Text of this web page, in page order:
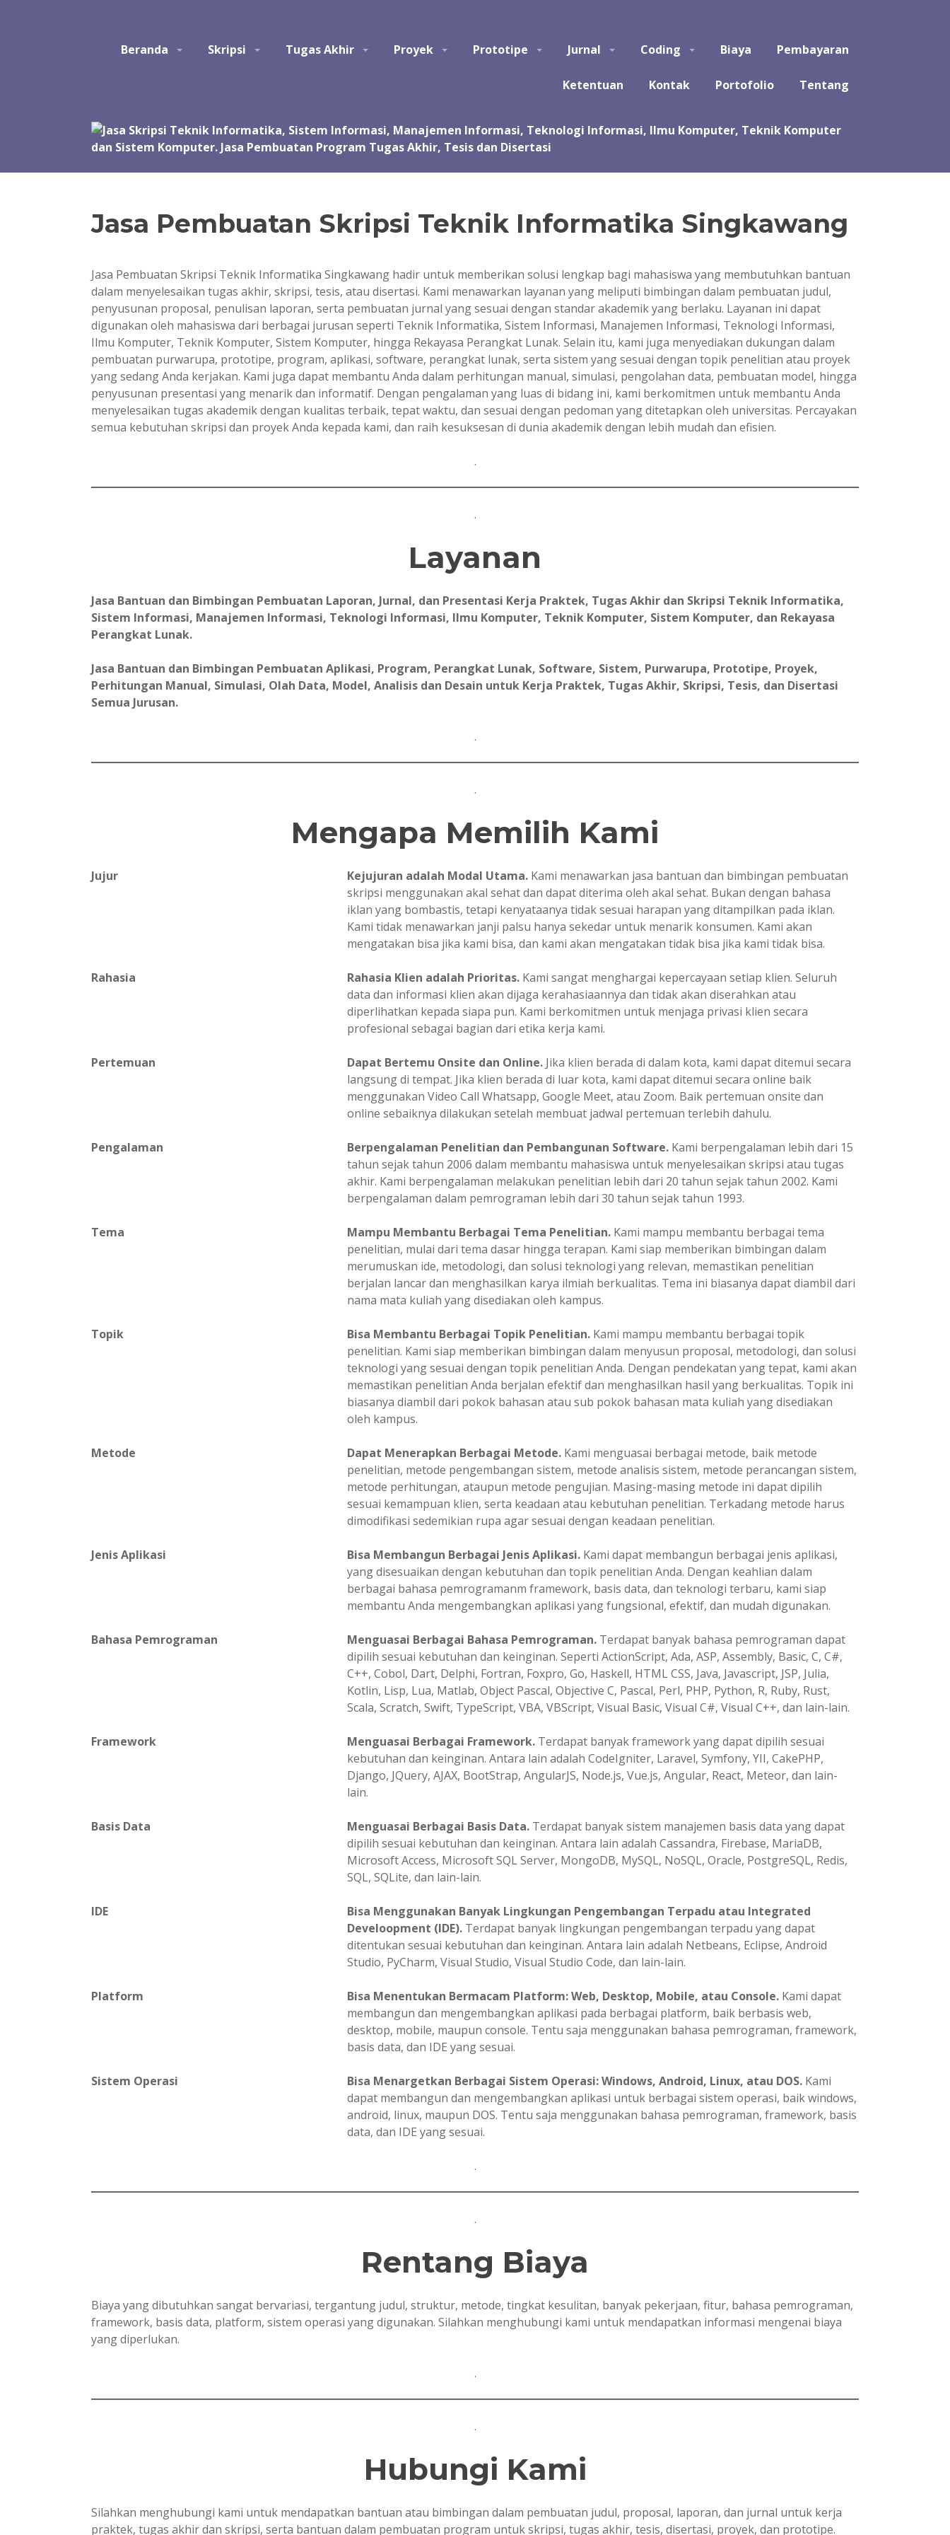
Perangkat Lunak. Jasa bantuan, bimbingan, konsultasi, kursus, les privat dalam pembuatan tugas akhir dan skripsi. Jasa koding program untuk tugas kuliah, kerja praktek, tugas
Beranda Skripsi Tugas Akhir Proyek Prototipe Jurnal Coding Biaya Pembayaran
Ketentuan Kontak Portofolio Tentang
Jasa Pembuatan Skripsi Teknik Informatika Singkawang
Jasa Pembuatan Skripsi Teknik Informatika Singkawang hadir untuk memberikan solusi lengkap bagi mahasiswa yang membutuhkan bantuan
dalam menyelesaikan tugas akhir, skripsi, tesis, atau disertasi. Kami menawarkan layanan yang meliputi bimbingan dalam pembuatan judul,
penyusunan proposal, penulisan laporan, serta pembuatan jurnal yang sesuai dengan standar akademik yang berlaku. Layanan ini dapat
digunakan oleh mahasiswa dari berbagai jurusan seperti Teknik Informatika, Sistem Informasi, Manajemen Informasi, Teknologi Informasi,
Ilmu Komputer, Teknik Komputer, Sistem Komputer, hingga Rekayasa Perangkat Lunak. Selain itu, kami juga menyediakan dukungan dalam
pembuatan purwarupa, prototipe, program, aplikasi, software, perangkat lunak, serta sistem yang sesuai dengan topik penelitian atau proyek
yang sedang Anda kerjakan. Kami juga dapat membantu Anda dalam perhitungan manual, simulasi, pengolahan data, pembuatan model, hingga
penyusunan presentasi yang menarik dan informatif. Dengan pengalaman yang luas di bidang ini, kami berkomitmen untuk membantu Anda
menyelesaikan tugas akademik dengan kualitas terbaik, tepat waktu, dan sesuai dengan pedoman yang ditetapkan oleh universitas. Percayakan
semua kebutuhan skripsi dan proyek Anda kepada kami, dan raih kesuksesan di dunia akademik dengan lebih mudah dan efisien.
.
.
Layanan
Jasa Bantuan dan Bimbingan Pembuatan Laporan, Jurnal, dan Presentasi Kerja Praktek, Tugas Akhir dan Skripsi Teknik Informatika,
Sistem Informasi, Manajemen Informasi, Teknologi Informasi, Ilmu Komputer, Teknik Komputer, Sistem Komputer, dan Rekayasa
Perangkat Lunak.
Jasa Bantuan dan Bimbingan Pembuatan Aplikasi, Program, Perangkat Lunak, Software, Sistem, Purwarupa, Prototipe, Proyek,
Perhitungan Manual, Simulasi, Olah Data, Model, Analisis dan Desain untuk Kerja Praktek, Tugas Akhir, Skripsi, Tesis, dan Disertasi
Semua Jurusan.
.
.
Mengapa Memilih Kami
Jujur Kejujuran adalah Modal Utama.Kami menawarkan jasa bantuan dan bimbingan pembuatan
skripsi menggunakan akal sehat dan dapat diterima oleh akal sehat. Bukan dengan bahasa
iklan yang bombastis, tetapi kenyataanya tidak sesuai harapan yang ditampilkan pada iklan.
Kami tidak menawarkan janji palsu hanya sekedar untuk menarik konsumen. Kami akan
mengatakan bisa jika kami bisa, dan kami akan mengatakan tidak bisa jika kami tidak bisa.
Rahasia Rahasia Klien adalah Prioritas.Kami sangat menghargai kepercayaan setiap klien. Seluruh
data dan informasi klien akan dijaga kerahasiaannya dan tidak akan diserahkan atau
diperlihatkan kepada siapa pun. Kami berkomitmen untuk menjaga privasi klien secara
profesional sebagai bagian dari etika kerja kami.
Pertemuan Dapat Bertemu Onsite dan Online.Jika klien berada di dalam kota, kami dapat ditemui secara
langsung di tempat. Jika klien berada di luar kota, kami dapat ditemui secara online baik
menggunakan Video Call Whatsapp, Google Meet, atau Zoom. Baik pertemuan onsite dan
online sebaiknya dilakukan setelah membuat jadwal pertemuan terlebih dahulu.
Pengalaman Berpengalaman Penelitian dan Pembangunan Software. Kami berpengalaman lebih dari 15
tahun sejak tahun 2006 dalam membantu mahasiswa untuk menyelesaikan skripsi atau tugas
akhir. Kami berpengalaman melakukan penelitian lebih dari 20 tahun sejak tahun 2002. Kami
berpengalaman dalam pemrograman lebih dari 30 tahun sejak tahun 1993.
Tema Mampu Membantu Berbagai Tema Penelitian.Kami mampu membantu berbagai tema
penelitian, mulai dari tema dasar hingga terapan. Kami siap memberikan bimbingan dalam
merumuskan ide, metodologi, dan solusi teknologi yang relevan, memastikan penelitian
berjalan lancar dan menghasilkan karya ilmiah berkualitas. Tema ini biasanya dapat diambil dari
nama mata kuliah yang disediakan oleh kampus.
Topik Bisa Membantu Berbagai Topik Penelitian.Kami mampu membantu berbagai topik
penelitian. Kami siap memberikan bimbingan dalam menyusun proposal, metodologi, dan solusi
teknologi yang sesuai dengan topik penelitian Anda. Dengan pendekatan yang tepat, kami akan
memastikan penelitian Anda berjalan efektif dan menghasilkan hasil yang berkualitas. Topik ini
biasanya diambil dari pokok bahasan atau sub pokok bahasan mata kuliah yang disediakan
oleh kampus.
Metode Dapat Menerapkan Berbagai Metode.Kami menguasai berbagai metode, baik metode
penelitian, metode pengembangan sistem, metode analisis sistem, metode perancangan sistem,
metode perhitungan, ataupun metode pengujian. Masing-masing metode ini dapat dipilih
sesuai kemampuan klien, serta keadaan atau kebutuhan penelitian. Terkadang metode harus
dimodifikasi sedemikian rupa agar sesuai dengan keadaan penelitian.
Jenis Aplikasi Bisa Membangun Berbagai Jenis Aplikasi.Kami dapat membangun berbagai jenis aplikasi,
yang disesuaikan dengan kebutuhan dan topik penelitian Anda. Dengan keahlian dalam
berbagai bahasa pemrogramanm framework, basis data, dan teknologi terbaru, kami siap
membantu Anda mengembangkan aplikasi yang fungsional, efektif, dan mudah digunakan.
Bahasa Pemrograman Menguasai Berbagai Bahasa Pemrograman.Terdapat banyak bahasa pemrograman dapat
dipilih sesuai kebutuhan dan keinginan. Seperti ActionScript, Ada, ASP, Assembly, Basic, C, C#,
C++, Cobol, Dart, Delphi, Fortran, Foxpro, Go, Haskell, HTML CSS, Java, Javascript, JSP, Julia,
Kotlin, Lisp, Lua, Matlab, Object Pascal, Objective C, Pascal, Perl, PHP, Python, R, Ruby, Rust,
Scala, Scratch, Swift, TypeScript, VBA, VBScript, Visual Basic, Visual C#, Visual C++, dan lain-lain.
Framework Menguasai Berbagai Framework.Terdapat banyak framework yang dapat dipilih sesuai
kebutuhan dan keinginan. Antara lain adalah CodeIgniter, Laravel, Symfony, YII, CakePHP,
Django, JQuery, AJAX, BootStrap, AngularJS, Node.js, Vue.js, Angular, React, Meteor, dan lain-
lain.
Basis Data Menguasai Berbagai Basis Data. Terdapat banyak sistem manajemen basis data yang dapat
dipilih sesuai kebutuhan dan keinginan. Antara lain adalah Cassandra, Firebase, MariaDB,
Microsoft Access, Microsoft SQL Server, MongoDB, MySQL, NoSQL, Oracle, PostgreSQL, Redis,
SQL, SQLite, dan lain-lain.
IDE
Bisa Menggunakan Banyak Lingkungan Pengembangan Terpadu atau Integrated
Develoopment (IDE). Terdapat banyak lingkungan pengembangan terpadu yang dapat
ditentukan sesuai kebutuhan dan keinginan. Antara lain adalah Netbeans, Eclipse, Android
Studio, PyCharm, Visual Studio, Visual Studio Code, dan lain-lain.
Platform Bisa Menentukan Bermacam Platform: Web, Desktop, Mobile, atau Console.Kami dapat
membangun dan mengembangkan aplikasi pada berbagai platform, baik berbasis web,
desktop, mobile, maupun console. Tentu saja menggunakan bahasa pemrograman, framework,
basis data, dan IDE yang sesuai.
Sistem Operasi Bisa Menargetkan Berbagai Sistem Operasi: Windows, Android, Linux, atau DOS.Kami
dapat membangun dan mengembangkan aplikasi untuk berbagai sistem operasi, baik windows,
android, linux, maupun DOS. Tentu saja menggunakan bahasa pemrograman, framework, basis
data, dan IDE yang sesuai.
.
.
Rentang Biaya
Biaya yang dibutuhkan sangat bervariasi, tergantung judul, struktur, metode, tingkat kesulitan, banyak pekerjaan, fitur, bahasa pemrograman,
framework, basis data, platform, sistem operasi yang digunakan. Silahkan menghubungi kami untuk mendapatkan informasi mengenai biaya
yang diperlukan.
.
.
Hubungi Kami
Silahkan menghubungi kami untuk mendapatkan bantuan atau bimbingan dalam pembuatan judul, proposal, laporan, dan jurnal untuk kerja
praktek, tugas akhir dan skripsi, serta bantuan dalam pembuatan program untuk skripsi, tugas akhir, tesis, disertasi, proyek, dan prototipe.